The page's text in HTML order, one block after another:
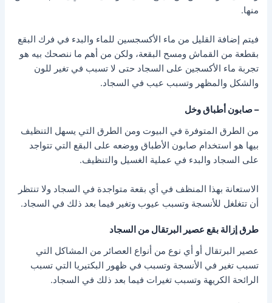
منها.
فيتم إضافة القليل من ماء الأكسجسين للماء والبدء في فرك البقع
بقطعة من القماش ومسح البقعة، ولكن من أهم ما ننصحك بيه هو
تجربة ماء الأكسجين على السجاد حتى لا تسبب في تغير للون
والشكل والمظهر وتسبب عيب في السجاد.
– صابون أطباق وخل
من الطرق المتوفرة في البيوت ومن الطرق التي يسهل التنظيف
بيها هو استخدام صابون الأطباق ووضعه على البقع التي تتواجد
على السجاد والبدء في عملية الغسيل والتنظيف.
الاستعانة بهذا المنظف في أي بقعة متواجدة في السجاد ولا تنتظر
أن تتغلغل للأنسجة وتسبب عيوب وتغير فيما بعد ذلك في السجاد.
طرق إزالة بقع عصير البرتقال من السجاد
عصير البرتقال أو أي نوع من أنواع العصائر من المشاكل التي
تسبب تغير في الأنسجة وتسبب في ظهور البكتيريا التي تسبب
الرائحة الكريهة وتسبب تغيرات فيما بعد ذلك في السجاد.